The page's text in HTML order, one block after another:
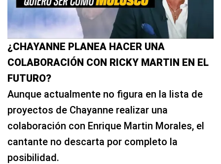
¿CHAYANNE PLANEA HACER UNA
COLABORACIÓN CON RICKY MARTIN EN EL
FUTURO?
Aunque actualmente no figura en la lista de
proyectos de Chayanne realizar una
colaboración con Enrique Martin Morales, el
cantante no descarta por completo la
posibilidad.